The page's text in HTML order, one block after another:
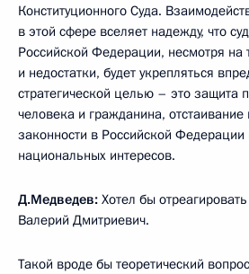
Конституционного Суда.
в этой сфере вселяет надежду, что
Российской Федерации, несмотря на
и недостатки, будет укрепляться
стратегической целью – это защита
человека и гражданина, отстаивание
законности в Российской
национальных интересов.
Д.Медведев: Хотел бы
Валерий Дмитриевич.
Такой вроде бы теоретический